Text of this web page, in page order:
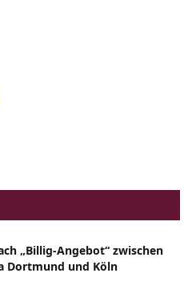
„Billig-Angebot“ zwischen
Dortmund und Köln